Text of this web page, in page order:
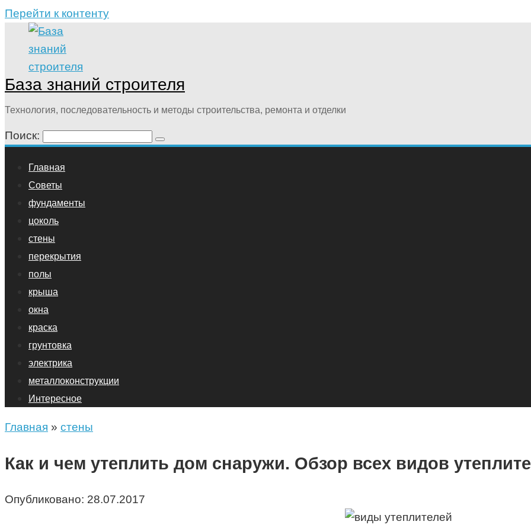
Перейти к контенту
База знаний строителя
Технология, последовательность и методы строительства, ремонта и отделки
Поиск:
Главная
Советы
фундаменты
цоколь
стены
перекрытия
полы
крыша
окна
краска
грунтовка
электрика
металлоконструкции
Интересное
Главная » стены
Как и чем утеплить дом снаружи. Обзор всех видов
Опубликовано: 28.07.2017